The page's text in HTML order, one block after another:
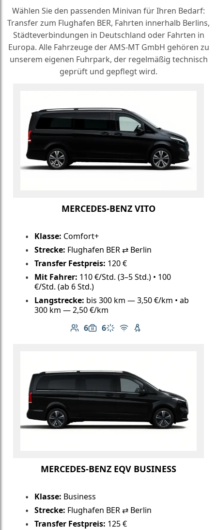
Wählen Sie den passenden Minivan für Ihren Bedarf:
Transfer zum Flughafen BER, Fahrten innerhalb Berlins,
Städteverbindungen in Deutschland oder Fahrten in
Europa. Alle Fahrzeuge der AMS-MT GmbH gehören zu
unserem eigenen Fuhrpark, der regelmäßig technisch
geprüft und gepflegt wird.
MERCEDES-BENZ VITO
Klasse: Comfort+
Strecke: Flughafen BER ⇄ Berlin
Transfer Festpreis: 120 €
Mit Fahrer: 110 €/Std. (3–5 Std.) • 100
€/Std. (ab 6 Std.)
Langstrecke: bis 300 km — 3,50 €/km • ab
300 km — 2,50 €/km
6
Anzahl der Passagiere: 6
6
Gepäckkapazität: 6
Klimaanlage
Kostenloses WLAN
Kindersitz verfügbar
MERCEDES-BENZ EQV BUSINESS
Klasse: Business
Strecke: Flughafen BER ⇄ Berlin
Transfer Festpreis: 125 €